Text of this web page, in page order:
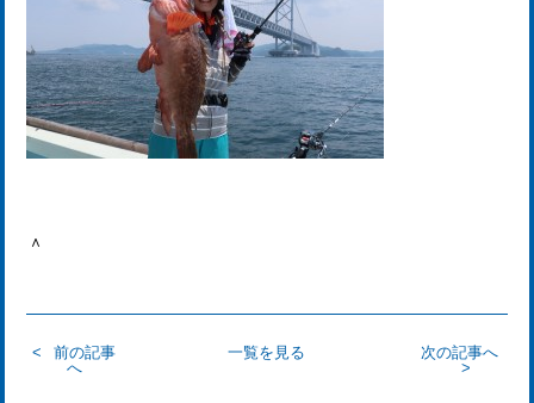
＾
前の記事
へ
一覧を見る 次の記事へ